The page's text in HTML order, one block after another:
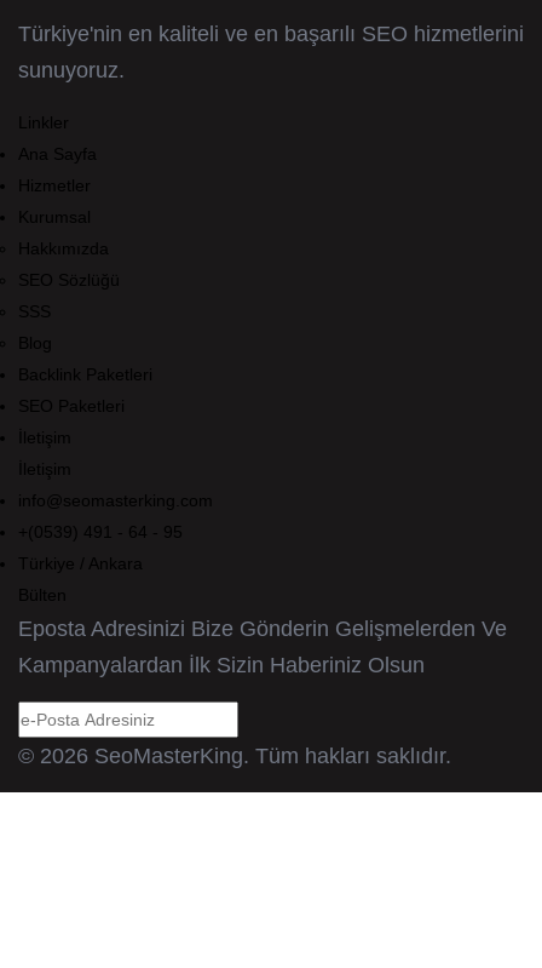
Türkiye'nin en kaliteli ve en başarılı SEO hizmetlerini
sunuyoruz.
Linkler
Ana Sayfa
Hizmetler
Kurumsal
Hakkımızda
SEO Sözlüğü
SSS
Blog
Backlink Paketleri
SEO Paketleri
İletişim
İletişim
info@seomasterking.com
+(0539) 491 - 64 - 95
Türkiye / Ankara
Bülten
Eposta Adresinizi Bize Gönderin Gelişmelerden Ve
Kampanyalardan İlk Sizin Haberiniz Olsun
© 2026 SeoMasterKing. Tüm hakları saklıdır.